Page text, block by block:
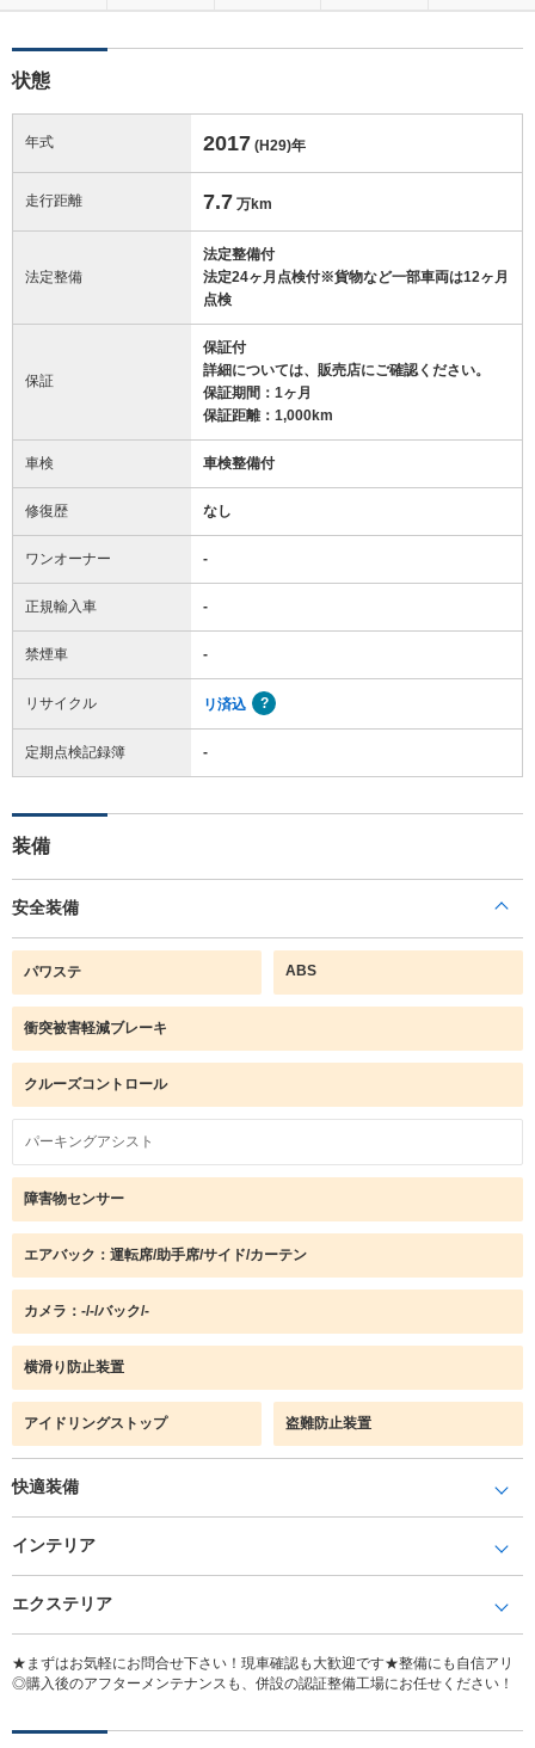
状態
年式 2017 (H29)年
走行距離 7.7 万km
法定整備
法定整備付
法定24ヶ月点検付※貨物など一部車両は12ヶ月
点検
保証
保証付
詳細については、販売店にご確認ください。
保証期間：1ヶ月
保証距離：1,000km
車検 車検整備付
修復歴 なし
ワンオーナー -
正規輸入車 -
禁煙車 -
リサイクル リ済込
定期点検記録簿 -
装備
安全装備
パワステ ABS
衝突被害軽減ブレーキ
クルーズコントロール
パーキングアシスト
障害物センサー
エアバック：運転席/助手席/サイド/カーテン
カメラ：-/-/バック/-
横滑り防止装置
アイドリングストップ 盗難防止装置
快適装備
インテリア
エクステリア
★まずはお気軽にお問合せ下さい！現車確認も大歓迎です★整備にも自信アリ
◎購入後のアフターメンテナンスも、併設の認証整備工場にお任せください！